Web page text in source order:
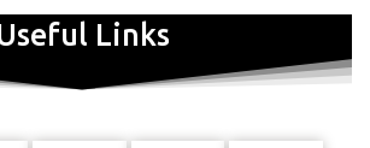
της Επικρατείας, Αναπληρωτής
Σχολής Αριστοτελείου Πανεπιστημίου
Άννα Παπαδημητρίου Τσάτσου,
Αθηνών
Links